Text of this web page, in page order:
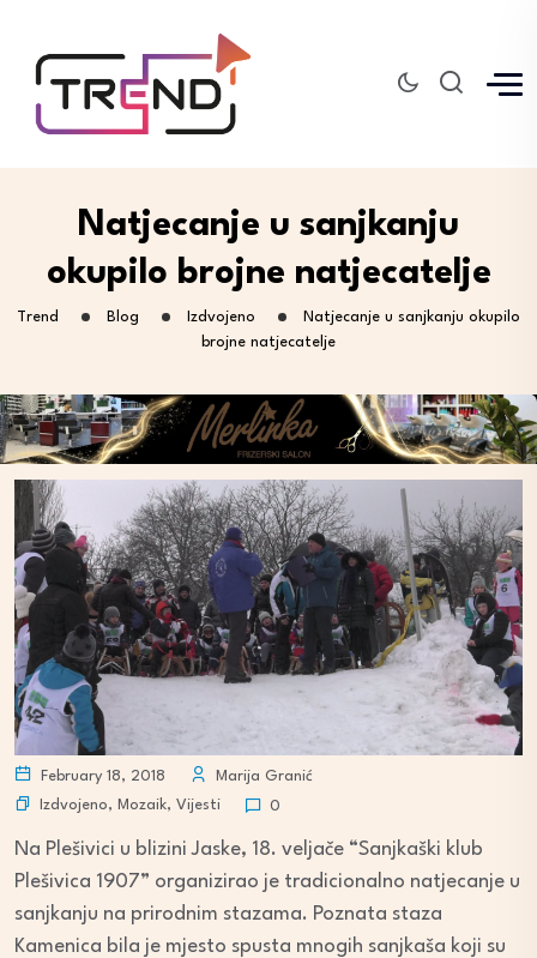
Natjecanje u sanjkanju
okupilo brojne natjecatelje
Trend Blog Izdvojeno
Natjecanje u sanjkanju okupilo
brojne natjecatelje
February 18, 2018
Marija Granić
Izdvojeno, Mozaik, Vijesti 0
Na Plešivici u blizini Jaske, 18. veljače “Sanjkaški klub
Plešivica 1907” organizirao je tradicionalno natjecanje u
sanjkanju na prirodnim stazama. Poznata staza
Kamenica bila je mjesto spusta mnogih sanjkaša koji su